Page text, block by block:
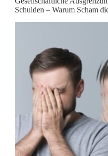
Schulden – Warum Scham